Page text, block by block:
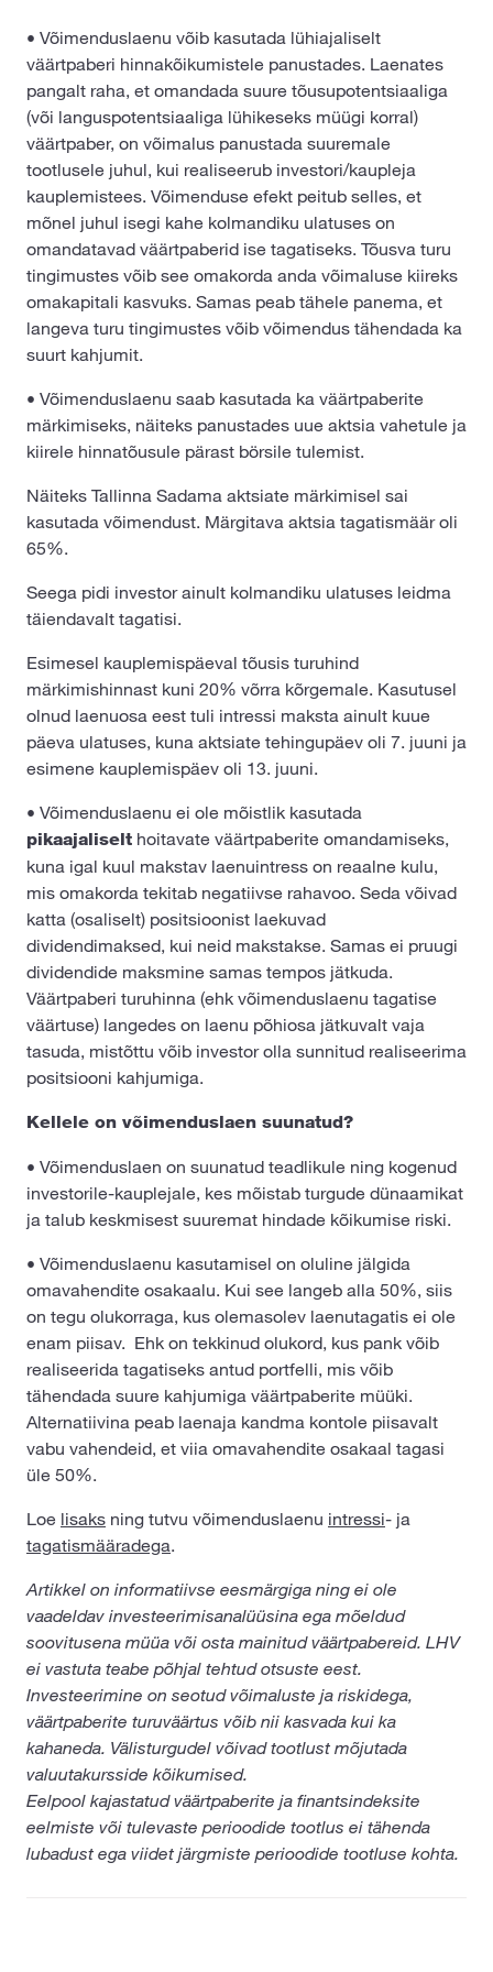
• Võimenduslaenu võib kasutada lühiajaliselt
väärtpaberi hinnakõikumistele panustades. Laenates
pangalt raha, et omandada suure tõusupotentsiaaliga
(või languspotentsiaaliga lühikeseks müügi korral)
väärtpaber, on võimalus panustada suuremale
tootlusele juhul, kui realiseerub investori/kaupleja
kauplemistees. Võimenduse efekt peitub selles, et
mõnel juhul isegi kahe kolmandiku ulatuses on
omandatavad väärtpaberid ise tagatiseks. Tõusva turu
tingimustes võib see omakorda anda võimaluse kiireks
omakapitali kasvuks. Samas peab tähele panema, et
langeva turu tingimustes võib võimendus tähendada ka
suurt kahjumit.
• Võimenduslaenu saab kasutada ka väärtpaberite
märkimiseks, näiteks panustades uue aktsia vahetule ja
kiirele hinnatõusule pärast börsile tulemist.
Näiteks Tallinna Sadama aktsiate märkimisel sai
kasutada võimendust. Märgitava aktsia tagatismäär oli
65%.
Seega pidi investor ainult kolmandiku ulatuses leidma
täiendavalt tagatisi.
Esimesel kauplemispäeval tõusis turuhind
märkimishinnast kuni 20% võrra kõrgemale. Kasutusel
olnud laenuosa eest tuli intressi maksta ainult kuue
päeva ulatuses, kuna aktsiate tehingupäev oli 7. juuni ja
esimene kauplemispäev oli 13. juuni.
• Võimenduslaenu ei ole mõistlik kasutada
pikaajaliselt hoitavate väärtpaberite omandamiseks,
kuna igal kuul makstav laenuintress on reaalne kulu,
mis omakorda tekitab negatiivse rahavoo. Seda võivad
katta (osaliselt) positsioonist laekuvad
dividendimaksed, kui neid makstakse. Samas ei pruugi
dividendide maksmine samas tempos jätkuda.
Väärtpaberi turuhinna (ehk võimenduslaenu tagatise
väärtuse) langedes on laenu põhiosa jätkuvalt vaja
tasuda, mistõttu võib investor olla sunnitud realiseerima
positsiooni kahjumiga.
Kellele on võimenduslaen suunatud?
• Võimenduslaen on suunatud teadlikule ning kogenud
investorile-kauplejale, kes mõistab turgude dünaamikat
ja talub keskmisest suuremat hindade kõikumise riski.
• Võimenduslaenu kasutamisel on oluline jälgida
omavahendite osakaalu. Kui see langeb alla 50%, siis
on tegu olukorraga, kus olemasolev laenutagatis ei ole
enam piisav. Ehk on tekkinud olukord, kus pank võib
realiseerida tagatiseks antud portfelli, mis võib
tähendada suure kahjumiga väärtpaberite müüki.
Alternatiivina peab laenaja kandma kontole piisavalt
vabu vahendeid, et viia omavahendite osakaal tagasi
üle 50%.
Loe lisaks ning tutvu võimenduslaenu intressi- ja
tagatismääradega.
Artikkel on informatiivse eesmärgiga ning ei ole
vaadeldav investeerimisanalüüsina ega mõeldud
soovitusena müüa või osta mainitud väärtpabereid. LHV
ei vastuta teabe põhjal tehtud otsuste eest.
Investeerimine on seotud võimaluste ja riskidega,
väärtpaberite turuväärtus võib nii kasvada kui ka
kahaneda. Välisturgudel võivad tootlust mõjutada
valuutakursside kõikumised.
Eelpool kajastatud väärtpaberite ja finantsindeksite
eelmiste või tulevaste perioodide tootlus ei tähenda
lubadust ega viidet järgmiste perioodide tootluse kohta.